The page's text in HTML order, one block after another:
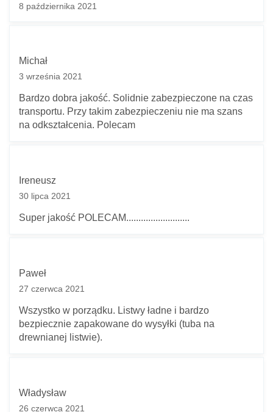
8 października 2021
Michał
3 września 2021
Bardzo dobra jakość. Solidnie zabezpieczone na czas
transportu. Przy takim zabezpieczeniu nie ma szans
na odkształcenia. Polecam
Ireneusz
30 lipca 2021
Super jakość POLECAM..........................
Paweł
27 czerwca 2021
Wszystko w porządku. Listwy ładne i bardzo
bezpiecznie zapakowane do wysyłki (tuba na
drewnianej listwie).
Władysław
26 czerwca 2021